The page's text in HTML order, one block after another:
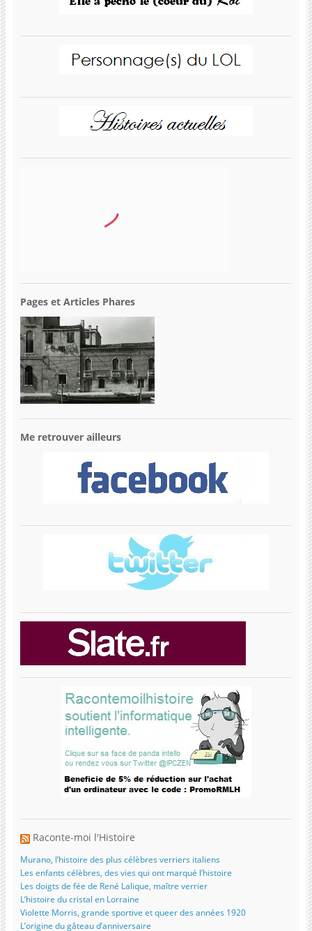
Pages et Articles Phares
Me retrouver ailleurs
Raconte-moi l'Histoire
Murano, l’histoire des plus célèbres verriers italiens
Les enfants célèbres, des vies qui ont marqué l’histoire
Les doigts de fée de René Lalique, maître verrier
L’histoire du cristal en Lorraine
Violette Morris, grande sportive et queer des années 1920
L’origine du gâteau d’anniversaire